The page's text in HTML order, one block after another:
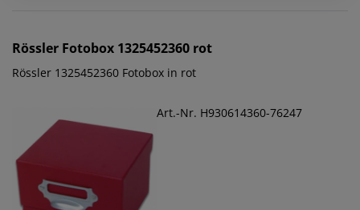
Rössler Fotobox 1325452360 rot
Rössler 1325452360 Fotobox in rot
Art.-Nr. H930614360-76247